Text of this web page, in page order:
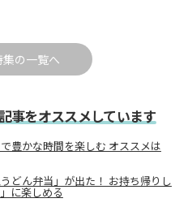
集の一覧へ
事をオススメしています
豊かな時間を楽しむ オススメは
どん弁当」が出た！ お持ち帰りし
に楽しめる